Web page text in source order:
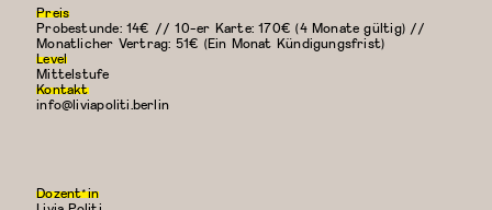
Dozent*in
Preis
Probestunde: 14€ // 10-er Karte: 170€ (4 Monate gültig) //
Monatlicher Vertrag: 51€ (Ein Monat Kündigungsfrist)
Level
Mittelstufe
Kontakt
info@liviapoliti.berlin